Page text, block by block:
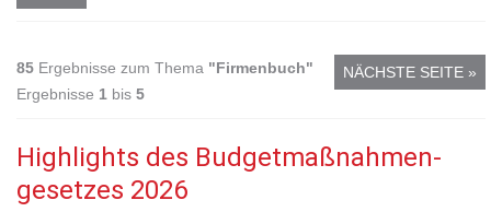
85 Ergebnisse zum Thema "Firmenbuch"
Ergebnisse 1 bis5
NÄCHSTE SEITE »
Highlights des Budgetmaßnahmen​­
gesetzes 2026